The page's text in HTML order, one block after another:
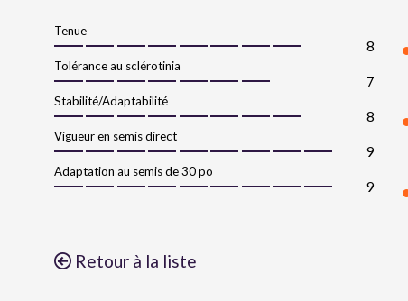
Tenue
8
Tolérance au sclérotinia
7
Stabilité/Adaptabilité
8
Vigueur en semis direct
9
Adaptation au semis de 30 po
9
Retour à la liste